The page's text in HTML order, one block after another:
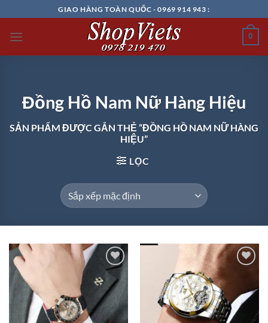
đến
nội
GIAO HÀNG TOÀN QUỐC - 0969 914 943 :
0
Đồng Hồ Nam Nữ Hàng Hiệu
SẢN PHẨM ĐƯỢC GẮN THẺ “ĐỒNG HỒ NAM NỮ HÀNG
HIỆU”
LỌC
Add to
wishlist
Add to
wishlist